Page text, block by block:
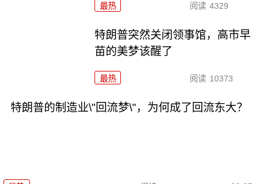
最热 阅读 4329
特朗普突然关闭领事馆，高市早
苗的美梦该醒了
最热 阅读 10373
特朗普的制造业\"回流梦\"，为何成了回流东大？